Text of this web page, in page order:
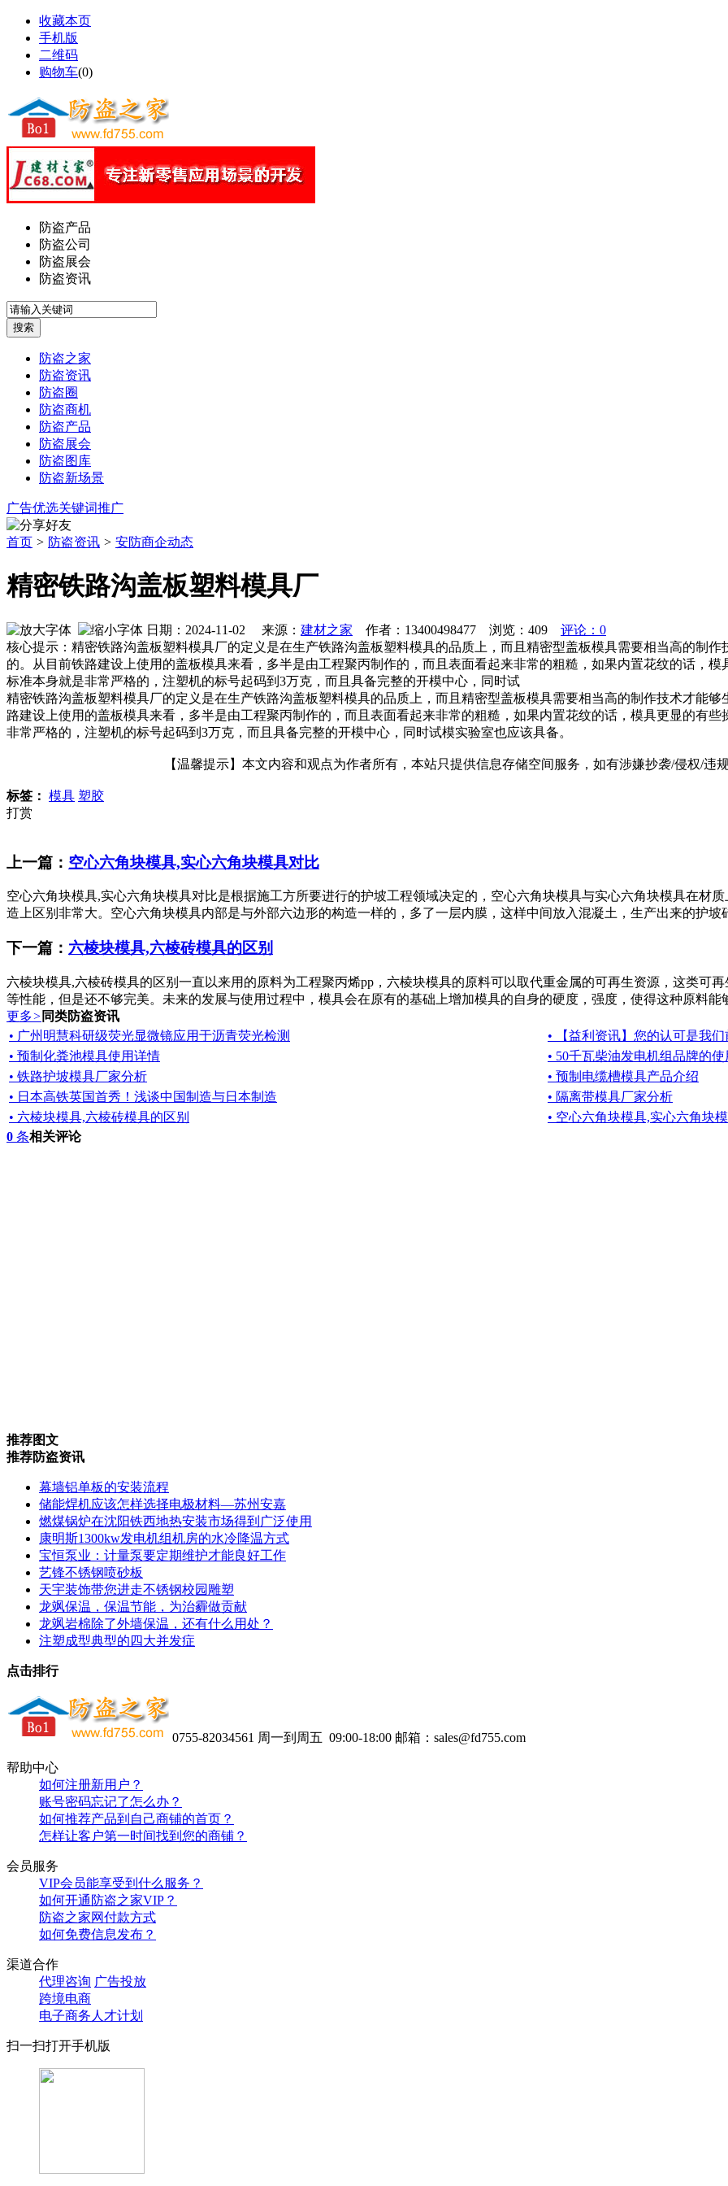
收藏本页
手机版
二维码
购物车(0)
防盗产品
防盗公司
防盗展会
防盗资讯
防盗之家
防盗资讯
防盗圈
防盗商机
防盗产品
防盗展会
防盗图库
防盗新场景
广告优选关键词推广
首页 > 防盗资讯 > 安防商企动态
精密铁路沟盖板塑料模具厂
日期：2024-11-02 来源： 建材之家 作者：13400498477 浏览： 409
评论：0
核心提示：精密铁路沟盖板塑料模具厂的定义是在生产铁路沟盖板塑料模具的品质上，而且精密型盖板模具需要相当高的制
的。从目前铁路建设上使用的盖板模具来看，多半是由工程聚丙制作的，而且表面看起来非常的粗糙，如果内置花纹的话，
标准本身就是非常严格的，注塑机的标号起码到3万克，而且具备完整的开模中心，同时试
精密铁路沟盖板塑料模具厂的定义是在生产铁路沟盖板塑料模具的品质上，而且精密型盖板模具需要相当高的制作技术才能
路建设上使用的盖板模具来看，多半是由工程聚丙制作的，而且表面看起来非常的粗糙，如果内置花纹的话，模具更显的有
非常严格的，注塑机的标号起码到3万克，而且具备完整的开模中心，同时试模实验室也应该具备。
【温馨提示】本文内容和观点为作者所有，本站只提供信息存储空间服务，如有涉嫌抄袭/侵权/违
标签： 模具 塑胶
打赏
上一篇： 空心六角块模具,实心六角块模具对比
空心六角块模具,实心六角块模具对比是根据施工方所要进行的护坡工程领域决定的，空心六角块模具与实心六角块模具在材
造上区别非常大。空心六角块模具内部是与外部六边形的构造一样的，多了一层内膜，这样中间放入混凝土，生产出来的护坡
下一篇： 六棱块模具,六棱砖模具的区别
六棱块模具,六棱砖模具的区别一直以来用的原料为工程聚丙烯pp，六棱块模具的原料可以取代重金属的可再生资源，这类可
等性能，但是还不够完美。未来的发展与使用过程中，模具会在原有的基础上增加模具的自身的硬度，强度，使得这种原料能
更多> 同类防盗资讯
• 广州明慧科研级荧光显微镜应用于沥青荧光检测
• 【益利资讯】您的认可是我
• 预制化粪池模具使用详情
• 50千瓦柴油发电机组品牌的
• 铁路护坡模具厂家分析
• 预制电缆槽模具产品介绍
• 日本高铁英国首秀！浅谈中国制造与日本制造
• 隔离带模具厂家分析
• 六棱块模具,六棱砖模具的区别
• 空心六角块模具,实心六角块
0 条相关评论
推荐图文
推荐防盗资讯
幕墙铝单板的安装流程
储能焊机应该怎样选择电极材料—苏州安嘉
燃煤锅炉在沈阳铁西地热安装市场得到广泛使用
康明斯1300kw发电机组机房的水冷降温方式
宝恒泵业：计量泵要定期维护才能良好工作
艺锋不锈钢喷砂板
天宇装饰带您进走不锈钢校园雕塑
龙飒保温，保温节能，为治霾做贡献
龙飒岩棉除了外墙保温，还有什么用处？
注塑成型典型的四大并发症
点击排行
0755-82034561 周一到周五 09:00-18:00 邮箱：sales@fd755.com
帮助中心
如何注册新用户？
账号密码忘记了怎么办？
如何推荐产品到自己商铺的首页？
怎样让客户第一时间找到您的商铺？
会员服务
VIP会员能享受到什么服务？
如何开通防盗之家VIP？
防盗之家网付款方式
如何免费信息发布？
渠道合作
代理咨询 广告投放
跨境电商
电子商务人才计划
扫一扫打开手机版